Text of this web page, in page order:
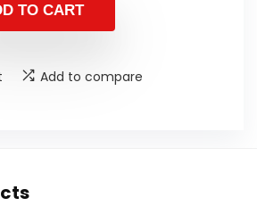
TO CART
Add to compare